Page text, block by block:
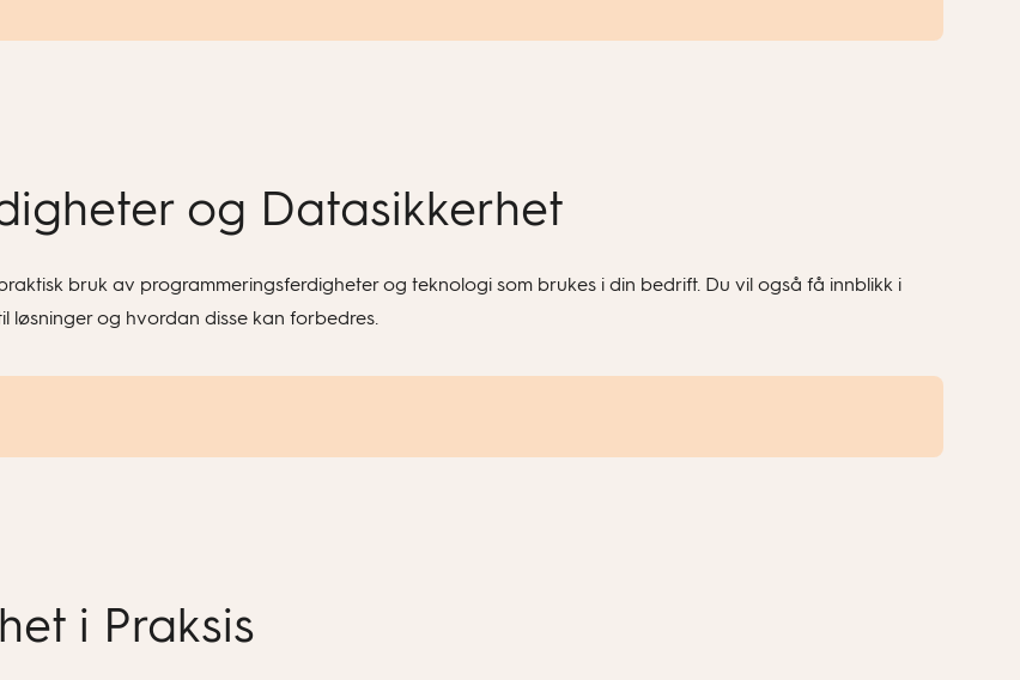
og Datasikkerhet
bruk av programmeringsferdigheter og teknologi som brukes i din bedrift. Du vil også få innblikk i
og hvordan disse kan forbedres.
i Praksis